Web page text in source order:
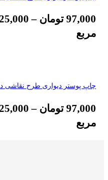
97,000 تومان –
مربع
چاپ پوستر دیواری طرح نقاشی
97,000 تومان –
مربع